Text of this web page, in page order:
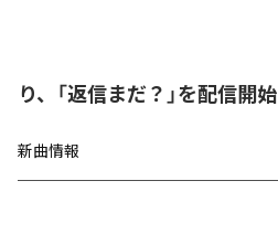
り、「返信まだ？」を配信開始
新曲情報